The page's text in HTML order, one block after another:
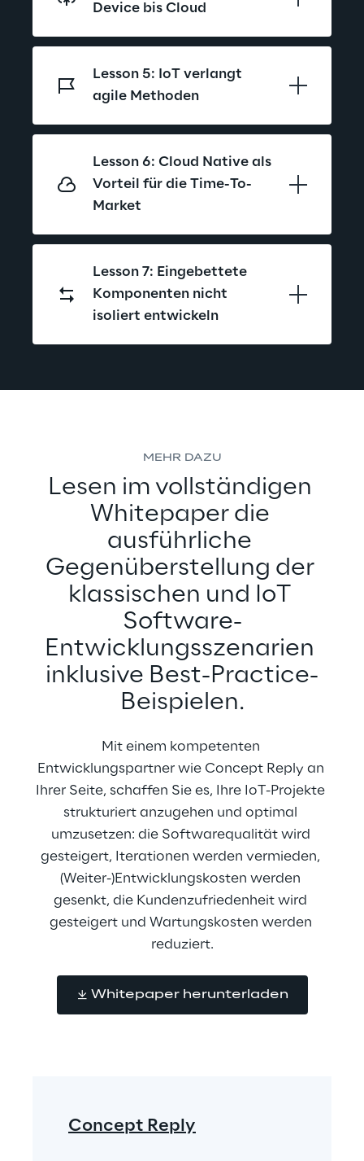
Device bis Cloud
Lesson 5: IoT verlangt
agile Methoden
Lesson 6: Cloud Native als
Vorteil für die Time-To-
Market
Lesson 7: Eingebettete
Komponenten nicht
isoliert entwickeln
MEHR DAZU
Lesen im vollständigen
Whitepaper die
ausführliche
Gegenüberstellung der
klassischen und IoT
Software-
Entwicklungsszenarien
inklusive Best-Practice-
Beispielen.
Mit einem kompetenten
Entwicklungspartner wie Concept Reply an
Ihrer Seite, schaffen Sie es, Ihre IoT-Projekte
strukturiert anzugehen und optimal
umzusetzen: die Softwarequalität wird
gesteigert, Iterationen werden vermieden,
(Weiter-)Entwicklungskosten werden
gesenkt, die Kundenzufriedenheit wird
gesteigert und Wartungskosten werden
reduziert.
Whitepaper herunterladen
Concept Reply